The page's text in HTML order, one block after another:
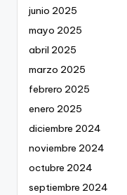
junio 2025
mayo 2025
abril 2025
marzo 2025
febrero 2025
enero 2025
diciembre 2024
noviembre 2024
octubre 2024
septiembre 2024